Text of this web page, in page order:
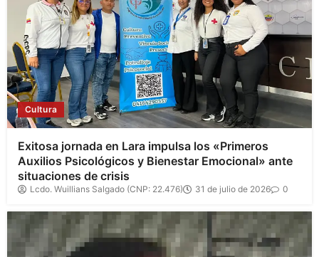
Cultura
Exitosa jornada en Lara impulsa los «Primeros
Auxilios Psicológicos y Bienestar Emocional» ante
situaciones de crisis
Lcdo. Wuillians Salgado (CNP: 22.476) 31 de julio de 2026 0